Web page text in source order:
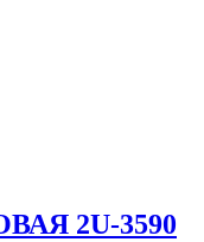
2U-3590